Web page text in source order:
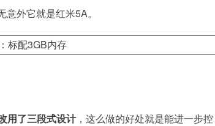
外它就是红米5A。
用了三段式设计，这么做的好处就是能进一步控